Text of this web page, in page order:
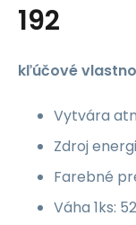
192
kľúčové
Vytvára
Zdroj
Farebné
Váha 1ks: